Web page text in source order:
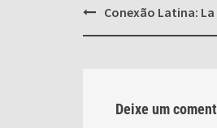
PostConexão Latina: La
Deixe um